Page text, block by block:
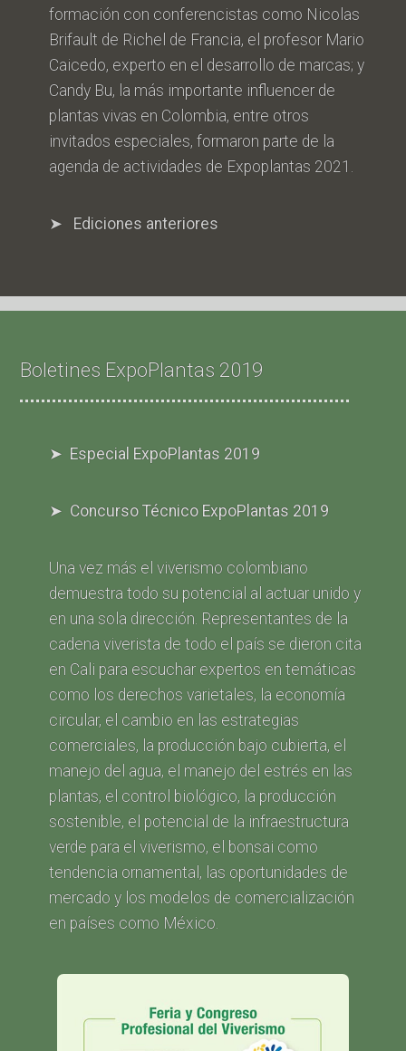
formación con conferencistas como Nicolas
Brifault de Richel de Francia, el profesor Mario
Caicedo, experto en el desarrollo de marcas; y
Candy Bu, la más importante influencer de
plantas vivas en Colombia, entre otros
invitados especiales, formaron parte de la
agenda de actividades de Expoplantas 2021.
➤ Ediciones anteriores
Boletines ExpoPlantas 2019
➤ Especial ExpoPlantas 2019
➤ Concurso Técnico ExpoPlantas 2019
Una vez más el viverismo colombiano
demuestra todo su potencial al actuar unido y
en una sola dirección. Representantes de la
cadena viverista de todo el país se dieron cita
en Cali para escuchar expertos en temáticas
como los derechos varietales, la economía
circular, el cambio en las estrategias
comerciales, la producción bajo cubierta, el
manejo del agua, el manejo del estrés en las
plantas, el control biológico, la producción
sostenible, el potencial de la infraestructura
verde para el viverismo, el bonsai como
tendencia ornamental, las oportunidades de
mercado y los modelos de comercialización
en países como México.